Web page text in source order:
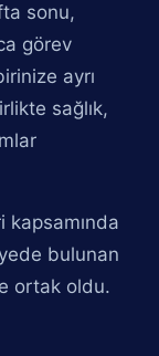
sonu,
görev
ayrı
sağlık,
kapsamında
bulunan
ortak oldu.